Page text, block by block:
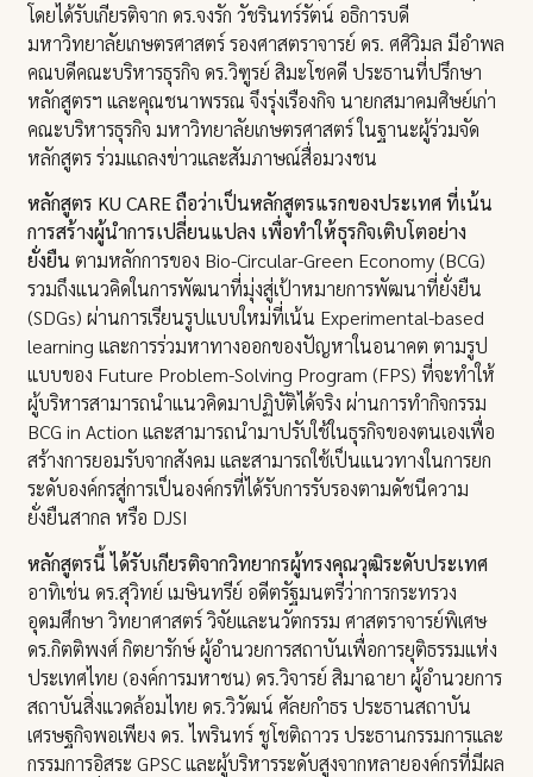
โดยได้รับเกียรติจาก ดร.จงรัก วัชรินทร์รัตน์ อธิการบดี
มหาวิทยาลัยเกษตรศาสตร์ รองศาสตราจารย์ ดร. ศศิวิมล มีอำพล
คณบดีคณะบริหารธุรกิจ ดร.วิฑูรย์ สิมะโชคดี ประธานที่ปรึกษา
หลักสูตรฯ และคุณชนาพรรณ จึงรุ่งเรืองกิจ นายกสมาคมศิษย์เก่า
คณะบริหารธุรกิจ มหาวิทยาลัยเกษตรศาสตร์ ในฐานะผู้ร่วมจัด
หลักสูตร ร่วมแถลงข่าวและสัมภาษณ์สื่อมวงชน
หลักสูตร KU CARE ถือว่าเป็นหลักสูตรแรกของประเทศ ที่เน้น
การสร้างผู้นำการเปลี่ยนแปลง เพื่อทำให้ธุรกิจเติบโตอย่าง
ยั่งยืน ตามหลักการของ Bio-Circular-Green Economy (BCG)
รวมถึงแนวคิดในการพัฒนาที่มุ่งสู่เป้าหมายการพัฒนาที่ยั่งยืน
(SDGs) ผ่านการเรียนรูปแบบใหม่ที่เน้น Experimental-based
learning และการร่วมหาทางออกของปัญหาในอนาคต ตามรูป
แบบของ Future Problem-Solving Program (FPS) ที่จะทำให้
ผู้บริหารสามารถนำแนวคิดมาปฏิบัติได้จริง ผ่านการทำกิจกรรม
BCG in Action และสามารถนำมาปรับใช้ในธุรกิจของตนเองเพื่อ
สร้างการยอมรับจากสังคม และสามารถใช้เป็นแนวทางในการยก
ระดับองค์กรสู่การเป็นองค์กรที่ได้รับการรับรองตามดัชนีความ
ยั่งยืนสากล หรือ DJSI
หลักสูตรนี้ ได้รับเกียรติจากวิทยากรผู้ทรงคุณวุฒิระดับประเทศ
อาทิเช่น ดร.สุวิทย์ เมษินทรีย์ อดีตรัฐมนตรีว่าการกระทรวง
อุดมศึกษา วิทยาศาสตร์ วิจัยและนวัตกรรม ศาสตราจารย์พิเศษ
ดร.กิตติพงศ์ กิตยารักษ์ ผู้อำนวยการสถาบันเพื่อการยุติธรรมแห่ง
ประเทศไทย (องค์การมหาชน) ดร.วิจารย์ สิมาฉายา ผู้อำนวยการ
สถาบันสิ่งแวดล้อมไทย ดร.วิวัฒน์ ศัลยกำธร ประธานสถาบัน
เศรษฐกิจพอเพียง ดร. ไพรินทร์ ชูโชติถาวร ประธานกรรมการและ
กรรมการอิสระ GPSC และผู้บริหารระดับสูงจากหลายองค์กรที่มีผล